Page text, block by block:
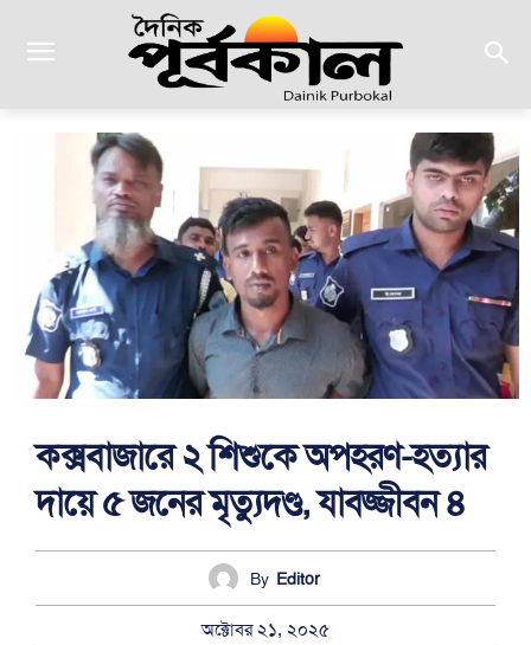
কক্সবাজারে ২ শিশুকে অপহরণ-হত্যার
দায়ে ৫ জনের মৃত্যুদণ্ড, যাবজ্জীবন ৪
By Editor
অক্টোবর ২১, ২০২৫